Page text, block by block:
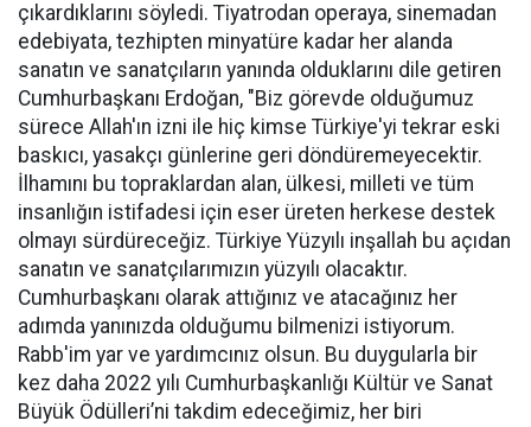
çıkardıklarını söyledi. Tiyatrodan operaya, sinemadan
edebiyata, tezhipten minyatüre kadar her alanda
sanatın ve sanatçıların yanında olduklarını dile getiren
Cumhurbaşkanı Erdoğan, "Biz görevde olduğumuz
sürece Allah'ın izni ile hiç kimse Türkiye'yi tekrar eski
baskıcı, yasakçı günlerine geri döndüremeyecektir.
İlhamını bu topraklardan alan, ülkesi, milleti ve tüm
insanlığın istifadesi için eser üreten herkese destek
olmayı sürdüreceğiz. Türkiye Yüzyılı inşallah bu açıdan
sanatın ve sanatçılarımızın yüzyılı olacaktır.
Cumhurbaşkanı olarak attığınız ve atacağınız her
adımda yanınızda olduğumu bilmenizi istiyorum.
Rabb'im yar ve yardımcınız olsun. Bu duygularla bir
kez daha 2022 yılı Cumhurbaşkanlığı Kültür ve Sanat
Büyük Ödülleri’ni takdim edeceğimiz, her biri